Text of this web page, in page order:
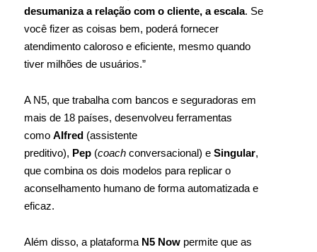
desumaniza a relação com o cliente, a escala. Se
você fizer as coisas bem, poderá fornecer
atendimento caloroso e eficiente, mesmo quando
tiver milhões de usuários.”
A N5, que trabalha com bancos e seguradoras em
mais de 18 países, desenvolveu ferramentas
como AIfred (assistente
preditivo), Pep (coach conversacional) e Singular,
que combina os dois modelos para replicar o
aconselhamento humano de forma automatizada e
eficaz.
Além disso, a plataforma N5 Now permite que as